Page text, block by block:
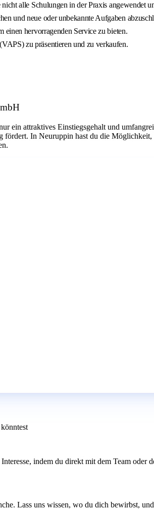
alle Schulungen in der Praxis angewendet
und neue oder unbekannte Aufgaben
einen hervorragenden Service zu bieten.
zu präsentieren und zu verkaufen.
ein attraktives Einstiegsgehalt und
In Neuruppin hast du die
indem du direkt mit dem Team oder
Lass uns wissen, wo du dich bewirbst,